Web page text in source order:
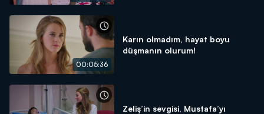
00:05:36
Karın olmadım, hayat boyu
düşmanın olurum!
Zeliş’in sevgisi, Mustafa’yı